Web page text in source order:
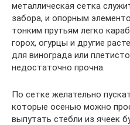
металлическая сетка
забора, и опорным
тонким прутьям легко
горох, огурцы и другие
для винограда или
недостаточно прочна.
По сетке желательно
которые осенью можно
выпутать стебли из ячеек